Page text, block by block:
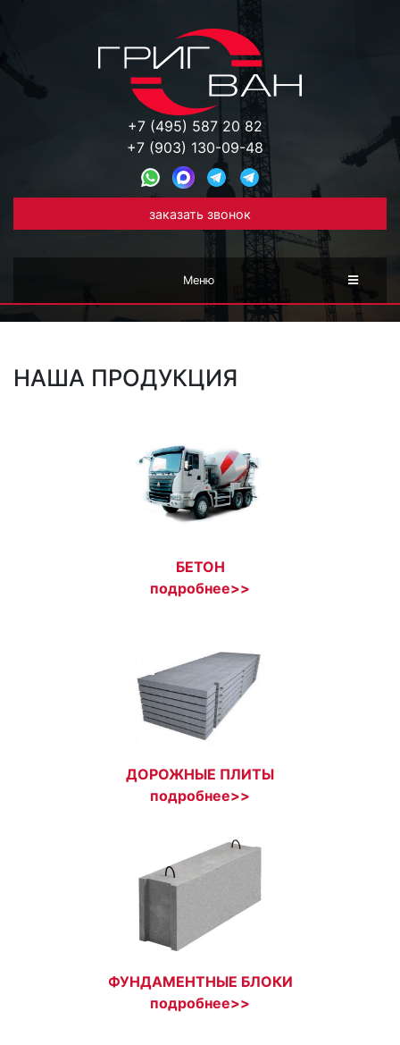
+7 (495) 587 20 82
+7 (903) 130-09-48
заказать звонок
Меню
НАША ПРОДУКЦИЯ
БЕТОН
подробнее>>
ДОРОЖНЫЕ ПЛИТЫ
подробнее>>
ФУНДАМЕНТНЫЕ БЛОКИ
подробнее>>